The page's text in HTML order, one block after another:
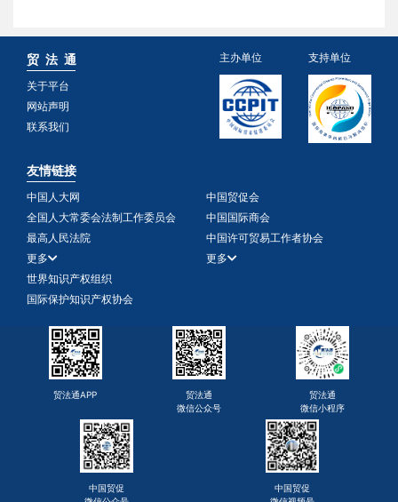
贸 法 通
关于平台
网站声明
联系我们
主办单位 支持单位
友情链接
中国人大网
全国人大常委会法制工作委员会
最高人民法院
更多
中国贸促会
中国国际商会
中国许可贸易工作者协会
更多
世界知识产权组织
国际保护知识产权协会
贸法通APP
贸法通
微信公众号
贸法通
微信小程序
中国贸促
中国贸促